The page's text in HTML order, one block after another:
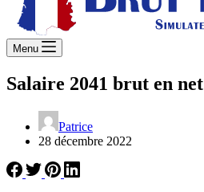
Menu
Salaire 2041 brut en net
Patrice
28 décembre 2022